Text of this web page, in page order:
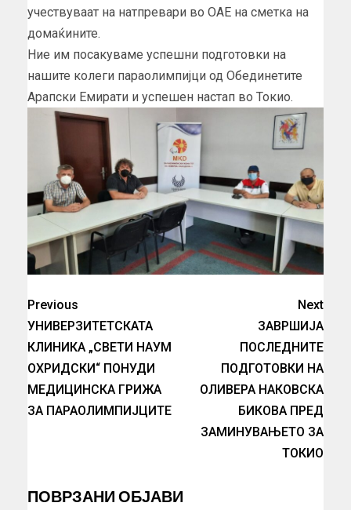
учествуваат на натпревари во ОАЕ на сметка на
домаќините.
Ние им посакуваме успешни подготовки на
нашите колеги параолимпијци од Обединетите
Арапски Емирати и успешен настап во Токио.
Previous
УНИВЕРЗИТЕТСКАТА
КЛИНИКА „СВЕТИ НАУМ
ОХРИДСКИ“ ПОНУДИ
МЕДИЦИНСКА ГРИЖА
ЗА ПАРАОЛИМПИЈЦИТЕ
Next
ЗАВРШИЈА
ПОСЛЕДНИТЕ
ПОДГОТОВКИ НА
ОЛИВЕРА НАКОВСКА
БИКОВА ПРЕД
ЗАМИНУВАЊЕТО ЗА
ТОКИО
ПОВРЗАНИ ОБЈАВИ